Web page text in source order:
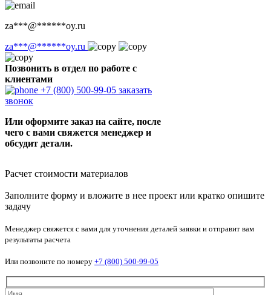
za***@******oy.ru
za***@******oy.ru
Позвонить в отдел по работе с
клиентами
+7 (800) 500-99-05 заказать
звонок
Или оформите заказ на сайте, после
чего с вами свяжется менеджер и
обсудит детали.
Расчет стоимости материалов
Заполните форму и вложите в нее проект или кратко опишите
задачу
Менеджер свяжется с вами для уточнения деталей заявки и отправит вам
результаты расчета
Или позвоните по номеру +7 (800) 500-99-05